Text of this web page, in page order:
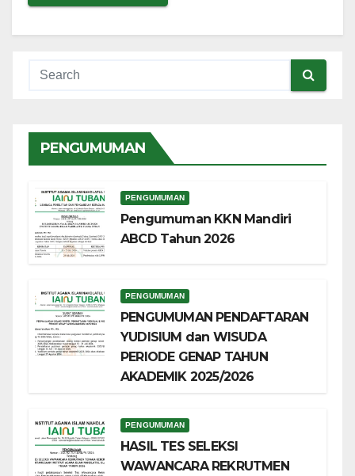
PENGUMUMAN
PENGUMUMAN
Pengumuman KKN Mandiri
ABCD Tahun 2026
PENGUMUMAN
PENGUMUMAN PENDAFTARAN
YUDISIUM dan WISUDA
PERIODE GENAP TAHUN
AKADEMIK 2025/2026
PENGUMUMAN
HASIL TES SELEKSI
WAWANCARA REKRUTMEN